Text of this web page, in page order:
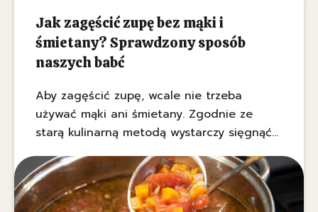
Jak zagęścić zupę bez mąki i
śmietany? Sprawdzony sposób
naszych babć
Aby zagęścić zupę, wcale nie trzeba
używać mąki ani śmietany. Zgodnie ze
starą kulinarną metodą wystarczy sięgnąć
Dzięki niemu zupa nabierze gęstszej,
bardziej kremowej konsystencji bez zmiany
smaku.